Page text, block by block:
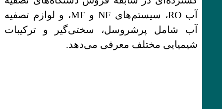
آب RO، سیستم‌های NF و MF، و لوازم تصفیه
آب شامل پرشروسل، سختی‌گیر و ترکیبات
شیمیایی مختلف معرفی می‌دهد.